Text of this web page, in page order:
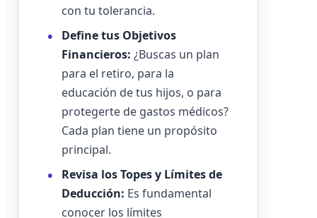
con tu tolerancia.
Define tus Objetivos
Financieros: ¿Buscas un plan
para el retiro, para la
educación de tus hijos, o para
protegerte de gastos médicos?
Cada plan tiene un propósito
principal.
Revisa los Topes y Límites de
Deducción: Es fundamental
conocer los límites